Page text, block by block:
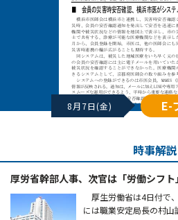
8月7日(金) E-
時事解説
厚労省幹部人事、次官は「労働シフト
厚生労働省は4日付で
には職業安定局長の村